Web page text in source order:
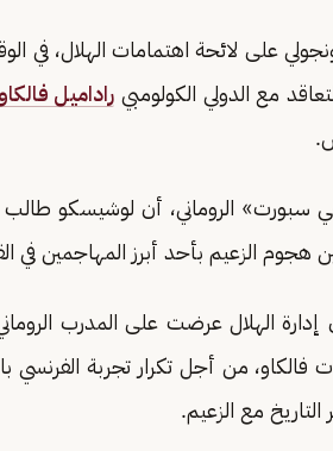
على لائحة اهتمامات الهلال، في
مع الدولي الكولومبي راداميل فالكاو
الروماني، أن لوشيسكو طالب
الزعيم بأحد أبرز المهاجمين في
إدارة الهلال عرضت على المدرب
من أجل تكرار تجربة الفرنسي
مع الزعيم.